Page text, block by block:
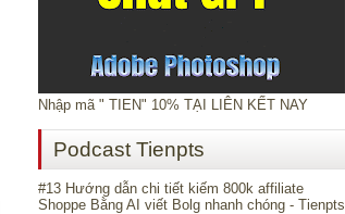
Nhập mã " TIEN" 10% TẠI LIÊN KẾT NAY
Podcast Tienpts
#13 Hướng dẫn chi tiết kiếm 800k affiliate
Shoppe Bằng AI viết Bolg nhanh chóng - Tienpts